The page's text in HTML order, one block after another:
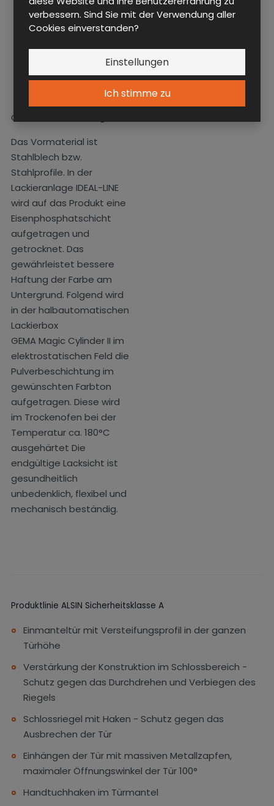
verbessern. Sind Sie mit der Verwendung aller
Cookies einverstanden?
Einstellungen
Ich stimme zu
○Elektronisches
Oberflächenbehandlung
Das Vormaterial ist
Stahlblech bzw.
Stahlprofile. In der
Lackieranlage IDEAL-LINE
wird auf das Produkt eine
Eisenphosphatschicht
aufgetragen und
getrocknet. Das
gewährleistet bessere
Haftung der Farbe am
Untergrund. Folgend wird
in der halbautomatischen
Lackierbox
GEMA Magic Cylinder II im
elektrostatischen Feld die
Pulverbeschichtung im
gewünschten Farbton
aufgetragen. Diese wird
im Trockenofen bei der
Temperatur ca. 180°C
ausgehärtet Die
endgültige Lacksicht ist
gesundheitlich
unbedenklich, flexibel und
mechanisch beständig.
Produktlinie ALSIN Sicherheitsklasse A
Einmanteltür mit Versteifungsprofil in der ganzen
Türhöhe
Verstärkung der Konstruktion im Schlossbereich -
Schutz gegen das Durchdrehen und Verbiegen des
Riegels
Schlossriegel mit Haken - Schutz gegen das
Ausbrechen der Tür
Einhängen der Tür mit massiven Metallzapfen,
maximaler Öffnungswinkel der Tür 100°
Handtuchhaken im Türmantel